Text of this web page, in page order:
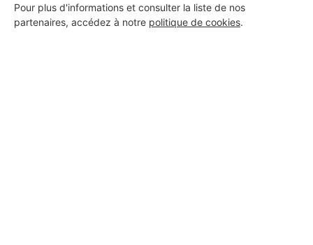
Pour plus d'informations et consulter la liste de nos
partenaires, accédez à notre politique de cookies.